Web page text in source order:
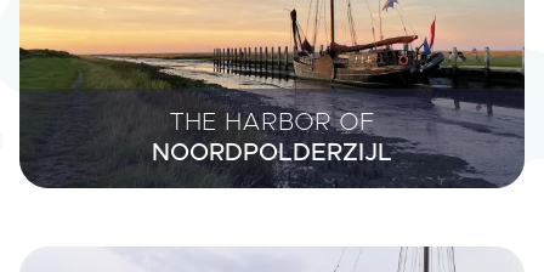
THE HARBOR OF
NOORDPOLDERZIJL